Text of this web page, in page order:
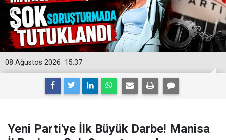
15:37
08 Ağustos 2026
Yeni Parti'ye İlk Büyük Darbe! Manisa